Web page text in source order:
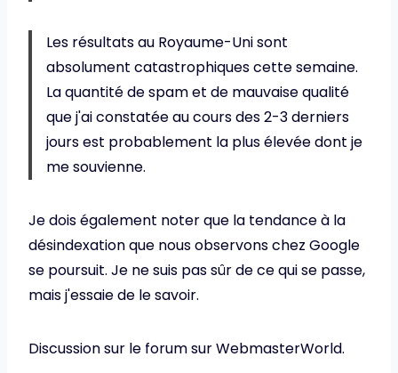
Les résultats au Royaume-Uni sont
absolument catastrophiques cette semaine.
La quantité de spam et de mauvaise qualité
que j'ai constatée au cours des 2-3 derniers
jours est probablement la plus élevée dont je
me souvienne.
Je dois également noter que la tendance à la
désindexation que nous observons chez Google
se poursuit. Je ne suis pas sûr de ce qui se passe,
mais j'essaie de le savoir.
Discussion sur le forum sur WebmasterWorld.